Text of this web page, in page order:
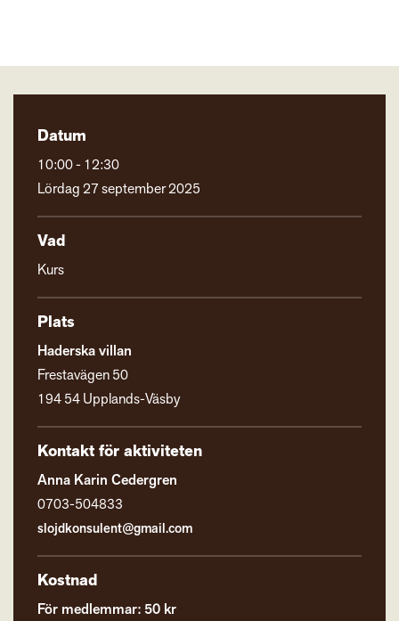
Datum
10:00 - 12:30
Lördag 27 september 2025
Vad
Kurs
Plats
Haderska villan
Frestavägen 50
194 54 Upplands-Väsby
Kontakt för aktiviteten
Anna Karin Cedergren
0703-504833
slojdkonsulent@gmail.com
Kostnad
För medlemmar: 50 kr